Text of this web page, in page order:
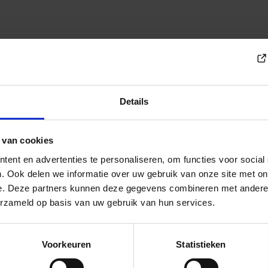
Details
cookies
en advertenties te personaliseren, om functies voor social
Ook delen we informatie over uw gebruik van onze site met
Deze partners kunnen deze gegevens combineren met
op basis van uw gebruik van hun services.
Voorkeuren Statistieken
In oude thermometers,
voorwerp kapot gaat, komt er
thermometer of barometer met kwik in
een ongeluk zit in een klein hoekje: je kat
de thermometer tegen de rand van
praktijk gebeurt het toch.
en stuiteren de bolletjes kwik over
opruimen. Meestal moet een
de (houten) vloer er helemaal uit en
Daarnaast is er nog de ongerustheid die